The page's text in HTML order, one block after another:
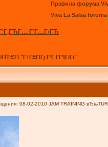
Правила форума
Viva La Salsa
Г’Г…Г‹ГЋ
"Г†ГЁГІГј Г’Г Г­Г¶ГіГї"
08-02-2010 JAM TRAINING